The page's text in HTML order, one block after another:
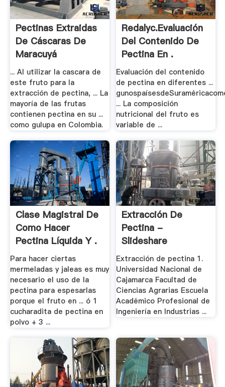
Pectinas Extraidas
De Cáscaras De
Maracuyá
... Al utilizar la cascara de
este fruto para la
extracción de pectina, ... La
mayoría de las frutas
contienen pectina en su ...
como gulupa en Colombia.
Redalyc.Evaluación
Del Contenido De
Pectina En .
Evaluación del contenido
de pectina en diferentes ...
... La composición
nutricional del fruto es
variable de ...
Clase Magistral De
Como Hacer
Pectina Líquida Y .
Para hacer ciertas
mermeladas y jaleas es muy
necesario el uso de la
pectina para espesarlas
porque el fruto en ... ó 1
cucharadita de pectina en
polvo + 3 ...
Extracción De
Pectina -
Slideshare
Extracción de pectina 1.
Universidad Nacional de
Cajamarca Facultad de
Ciencias Agrarias Escuela
Académico Profesional de
Ingeniería en Industrias ...